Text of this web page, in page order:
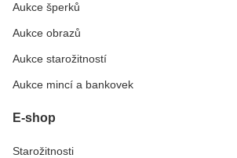
Aukce šperků
Aukce obrazů
Aukce starožitností
Aukce mincí a bankovek
E-shop
Starožitnosti